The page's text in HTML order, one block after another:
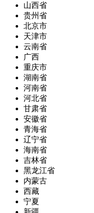
山西省
贵州省
北京市
天津市
云南省
广西
重庆市
湖南省
河南省
河北省
甘肃省
安徽省
青海省
辽宁省
海南省
吉林省
黑龙江省
内蒙古
西藏
宁夏